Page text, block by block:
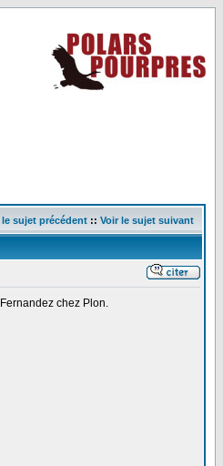
le sujet précédent :: Voir le sujet suivant
chez Plon.